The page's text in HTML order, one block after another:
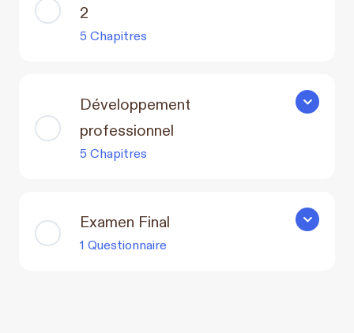
2
5 Chapitres
Développement
professionnel
5 Chapitres
Examen Final
1 Questionnaire
Examen